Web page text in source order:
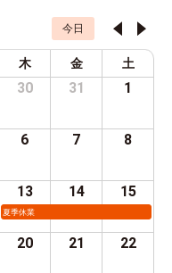
今日
木 金 土
30 31 1
6 7 8
13
夏季休業
14 15
20 21 22